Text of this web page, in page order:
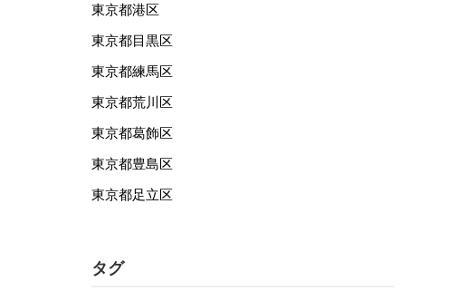
東京都港区
東京都目黒区
東京都練馬区
東京都荒川区
東京都葛飾区
東京都豊島区
東京都足立区
タグ